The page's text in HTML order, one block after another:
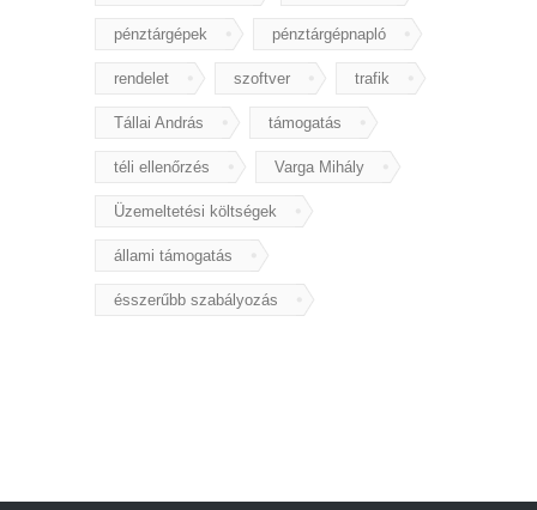
pénztárgépek pénztárgépnapló
rendelet szoftver trafik
Tállai András támogatás
téli ellenőrzés Varga Mihály
Üzemeltetési költségek
állami támogatás
ésszerűbb szabályozás